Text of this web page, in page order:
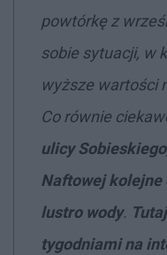
powtórkę z
sobie sytuacji, w
wyższe wartości
Co równie
ulicy
Naftowej kolejne
lustro wody.
tygodniami na